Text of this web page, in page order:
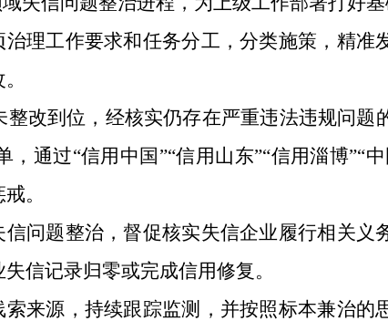
理工作要求和任务分工，分类施策，精准
整改到位，经核实仍存在严重违法违规问题
通过“信用中国”“信用山东”“信用淄博”“
。
问题整治，督促核实失信企业履行相关义
信记录归零或完成信用修复。
来源，持续跟踪监测，并按照标本兼治的